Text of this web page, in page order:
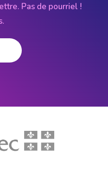
Pas de pourriel !